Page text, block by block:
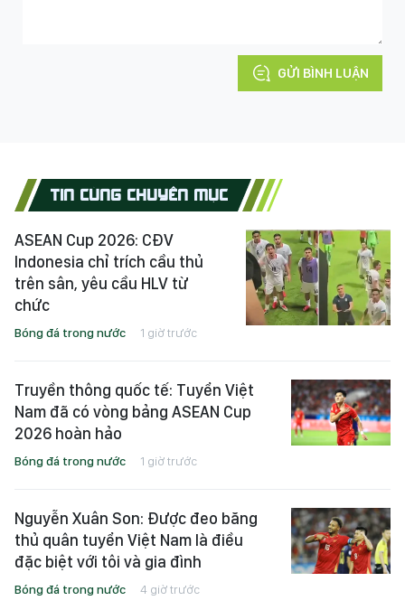
GỬI BÌNH LUẬN
TIN CÙNG CHUYÊN MỤC
ASEAN Cup 2026: CĐV
Indonesia chỉ trích cầu thủ
trên sân, yêu cầu HLV từ
chức
Bóng đá trong nước 1 giờ trước
Truyền thông quốc tế: Tuyển Việt
Nam đã có vòng bảng ASEAN Cup
2026 hoàn hảo
Bóng đá trong nước 1 giờ trước
Nguyễn Xuân Son: Được đeo băng
thủ quân tuyển Việt Nam là điều
đặc biệt với tôi và gia đình
Bóng đá trong nước 4 giờ trước